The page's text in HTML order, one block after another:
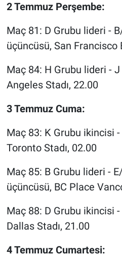
2 Temmuz Perşembe:
Maç 81: D Grubu lideri -
üçüncüsü, San Francisco
Maç 84: H Grubu lideri -
Angeles Stadı, 22.00
3 Temmuz Cuma:
Maç 83: K Grubu ikincisi
Toronto Stadı, 02.00
Maç 85: B Grubu lideri -
üçüncüsü, BC Place
Maç 88: D Grubu ikincisi
Dallas Stadı, 21.00
4 Temmuz Cumartesi: